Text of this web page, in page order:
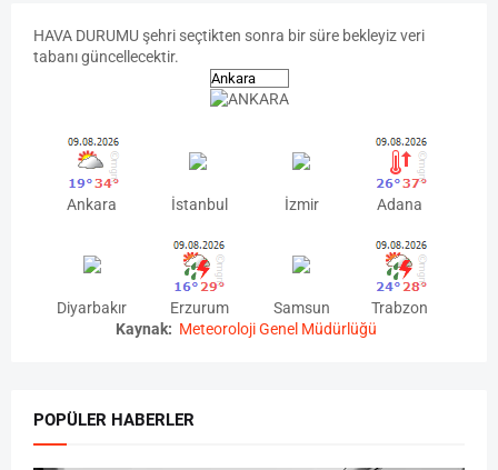
HAVA DURUMU şehri seçtikten sonra bir süre bekleyiz veri
tabanı güncellecektir.
Ankara İstanbul İzmir Adana
Diyarbakır Erzurum Samsun
Trabzon
Kaynak: Meteoroloji Genel Müdürlüğü
POPÜLER HABERLER